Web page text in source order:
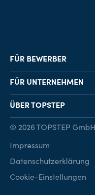
FÜR BEWERBER
Job-Finder
Karriereberatung
FÜR UNTERNEHMEN
Personalvermittlung
Personalsuche
ÜBER TOPSTEP
Kontakt
© 2026 TOPSTEP GmbH
Impressum
Datenschutzerklärung
Cookie-Einstellungen